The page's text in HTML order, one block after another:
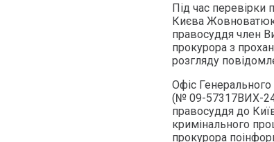
Під час перевірки
Києва Жовноватюк
правосуддя член
прокурора з
розгляду
Офіс
(№ 09-57317ВИХ-
правосуддя до
кримінального
прокурора